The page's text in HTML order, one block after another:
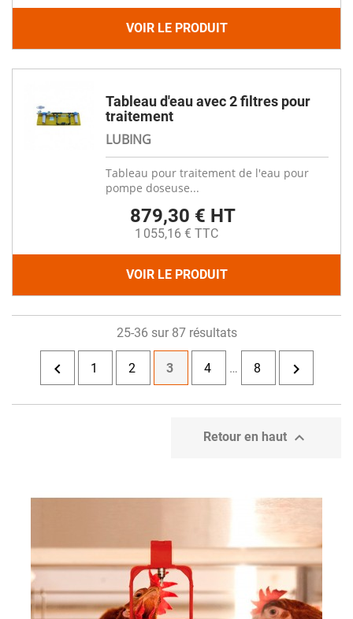
VOIR LE PRODUIT
Tableau d'eau avec 2 filtres pour
traitement
LUBING
Tableau pour traitement de l'eau pour
pompe doseuse...
879,30 € HT
1 055,16 € TTC
VOIR LE PRODUIT
25-36 sur 87 résultats
 1 2 3 4 … 8 
Retour en haut 